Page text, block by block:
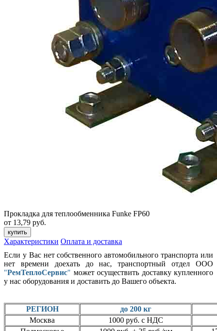
Прокладка для теплообменника Funke FP60
от 13,79 руб.
купить
Характеристики Оплата и доставка
Если у Вас нет собственного автомобильного транспорта или
нет времени доехать до нас, транспортный отдел ООО
"РемТеплоСервис" может осуществить доставку купленного
у нас оборудования и доставить до Вашего объекта.
РЕГИОН
до 200 кг
Москва
1000 руб. с НДС